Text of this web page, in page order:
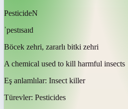
PesticideN
ˈpestɪsaɪd
Böcek zehri, zararlı bitki zehri
A chemical used to kill harmful insects
Eş anlamlılar: Insect killer
Türevler: Pesticides